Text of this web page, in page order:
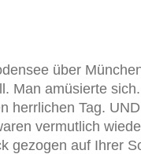
über
Man amüsierte
herrlichen Tag.
vermutlich
gezogen auf Ihrer